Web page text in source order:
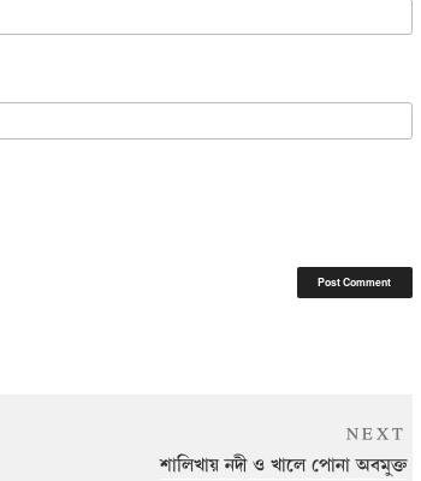
Post
NEXT
শালিখায় নদী ও খালে পোনা অবমুক্ত